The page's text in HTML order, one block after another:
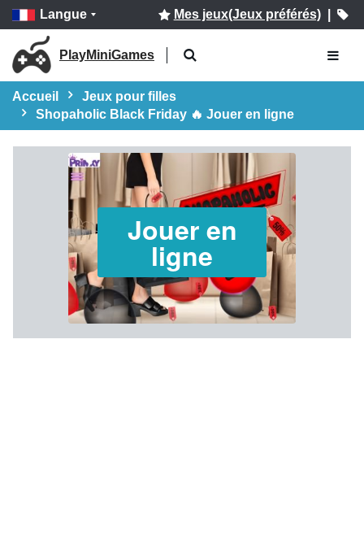
Langue Mes jeux(Jeux préférés)|
PlayMiniGames
Accueil
Jeux pour filles
Shopaholic Black Friday 🔥 Jouer en ligne
Jouer en
ligne